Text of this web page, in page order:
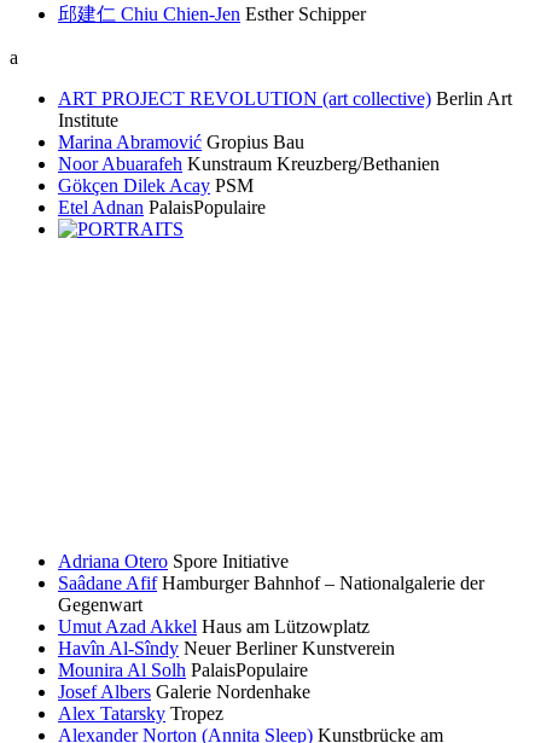
邱建仁 Chiu Chien-Jen Esther Schipper
a
ART PROJECT REVOLUTION (art collective) Berlin Art
Institute
Marina Abramović Gropius Bau
Noor Abuarafeh Kunstraum Kreuzberg/Bethanien
Gökçen Dilek Acay PSM
Etel Adnan PalaisPopulaire
Adriana Otero Spore Initiative
Saâdane Afif Hamburger Bahnhof – Nationalgalerie der
Gegenwart
Umut Azad Akkel Haus am Lützowplatz
Havîn Al-Sîndy Neuer Berliner Kunstverein
Mounira Al Solh PalaisPopulaire
Josef Albers Galerie Nordenhake
Alex Tatarsky Tropez
Alexander Norton (Annita Sleep) Kunstbrücke am